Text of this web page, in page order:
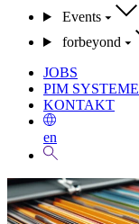
Events
forbeyond
JOBS
PIM SYSTEME
KONTAKT
en